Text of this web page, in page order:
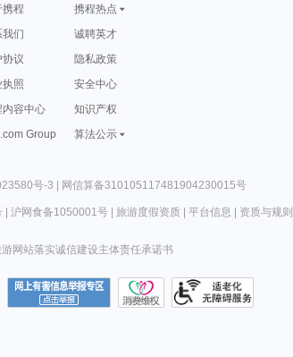
携程
携程热点
我们
诚聘英才
协议
隐私政策
执照
安全中心
内容中心
知识产权
Group
算法公示
号-3 | 网信算备310105117481904230015号
| 沪网食备1050001号| 旅游度假资质| 平台信息 | 资质与规则
游网站落实诚信建设主体责任承诺书